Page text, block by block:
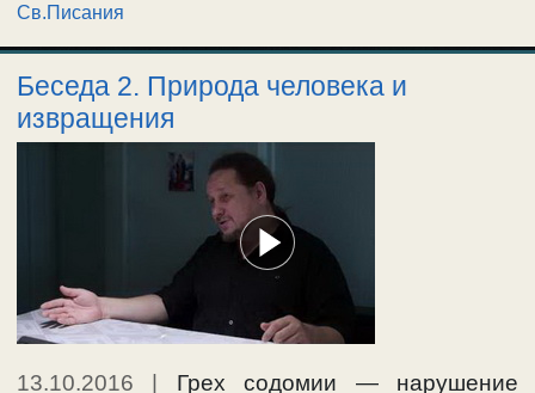
Св.Писания
Беседа 2. Природа человека и
извращения
13.10.2016 Грех содомии — нарушение